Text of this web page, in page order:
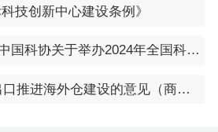
科技创新中心建设条例》
科技部 中央宣传部 中国科协关于举办2024年全国科技活动周的通知
关于拓展跨境电商出口推进海外仓建设的意见（商贸发[2024]125号）